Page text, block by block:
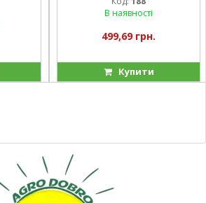
В наявності
499,69 грн.
Купити